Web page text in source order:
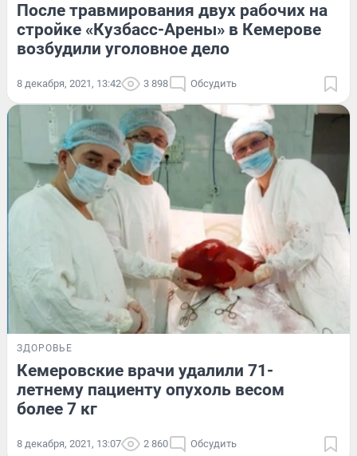
После травмирования двух рабочих на
стройке «Кузбасс-Арены» в Кемерове
возбудили уголовное дело
8 декабря, 2021, 13:42 3 898 Обсудить
ЗДОРОВЬЕ
Кемеровские врачи удалили 71-
летнему пациенту опухоль весом
более 7 кг
8 декабря, 2021, 13:07 2 860 Обсудить